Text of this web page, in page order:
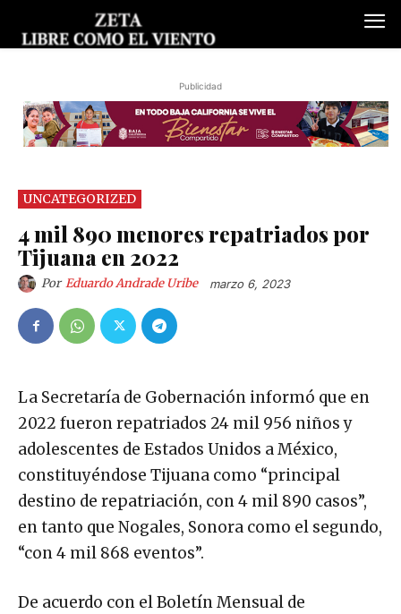
Publicidad
UNCATEGORIZED
4 mil 890 menores repatriados por
Tijuana en 2022
Por Eduardo Andrade Uribe marzo 6, 2023
La Secretaría de Gobernación informó que en
2022 fueron repatriados 24 mil 956 niños y
adolescentes de Estados Unidos a México,
constituyéndose Tijuana como “principal
destino de repatriación, con 4 mil 890 casos”,
en tanto que Nogales, Sonora como el segundo,
“con 4 mil 868 eventos”.
De acuerdo con el Boletín Mensual de